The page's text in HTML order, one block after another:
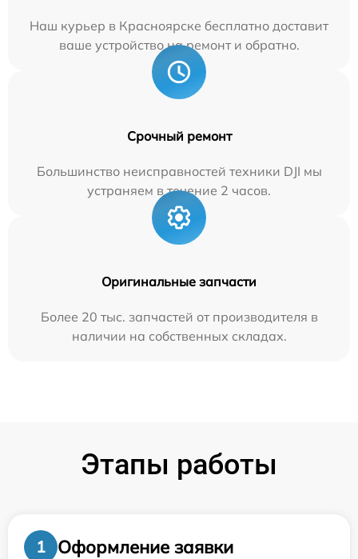
Наш курьер в Красноярске бесплатно доставит
ваше устройство на ремонт и обратно.
Срочный ремонт
Большинство неисправностей техники DJI мы
устраняем в течение 2 часов.
Оригинальные запчасти
Более 20 тыс. запчастей от производителя в
наличии на собственных складах.
Этапы работы
1
Оформление заявки